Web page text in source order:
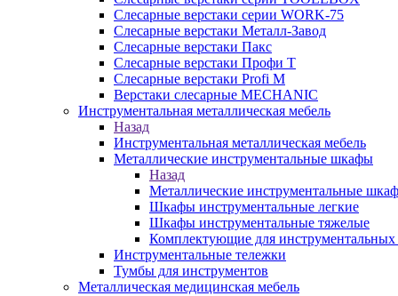
Слесарные верстаки серии WORK-75
Слесарные верстаки Металл-Завод
Слесарные верстаки Пакс
Слесарные верстаки Профи Т
Слесарные верстаки Profi M
Верстаки слесарные MECHANIC
Инструментальная металлическая мебель
Назад
Инструментальная металлическая мебель
Металлические инструментальные шкафы
Назад
Металлические инструментальные
Шкафы инструментальные легкие
Шкафы инструментальные тяжелые
Комплектующие для
Инструментальные тележки
Тумбы для инструментов
Металлическая медицинская мебель